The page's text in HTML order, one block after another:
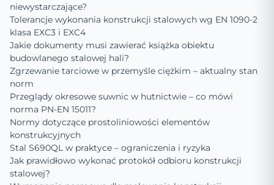
niewystarczające?
Tolerancje wykonania konstrukcji stalowych wg EN 1090-2
klasa EXC3 i EXC4
Jakie dokumenty musi zawierać książka obiektu
budowlanego stalowej hali?
Zgrzewanie tarciowe w przemyśle ciężkim – aktualny stan
norm
Przeglądy okresowe suwnic w hutnictwie – co mówi
norma PN-EN 15011?
Normy dotyczące prostoliniowości elementów
konstrukcyjnych
Stal S690QL w praktyce – ograniczenia i ryzyka
Jak prawidłowo wykonać protokół odbioru konstrukcji
stalowej?